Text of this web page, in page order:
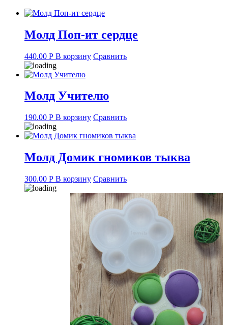
Молд Поп-ит сердце
440.00 Р В корзину Сравнить
Молд Учителю
190.00 Р В корзину Сравнить
Молд Домик гномиков тыква
300.00 Р В корзину Сравнить